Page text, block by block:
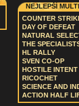
NEJLEPŠÍ
COUNTER
DAY OF DEFEAT
NATURAL
THE
HL RALLY
SVEN CO-OP
HOSTILE INTENT
RICOCHET
SCIENCE AND
ACTION HALF